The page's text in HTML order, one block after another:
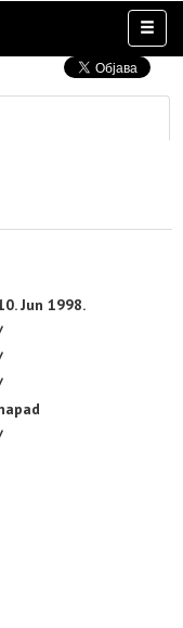
Jun 1998.